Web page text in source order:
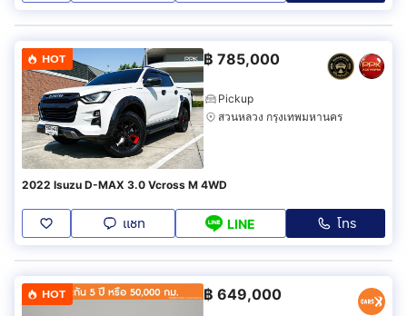
HOT ฿ 785,000
Pickup
สวนหลวง กรุงเทพมหานคร
2022 Isuzu D-MAX 3.0 Vcross M 4WD
แชท LINE โทร
HOT ฿ 649,000